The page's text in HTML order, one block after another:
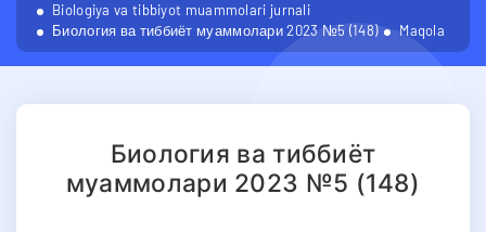
Biologiya va tibbiyot muammolari jurnali
Биология ва тиббиёт муаммолари 2023 №5 (148)
Maqola
Биология ва тиббиёт
муаммолари 2023 №5 (148)